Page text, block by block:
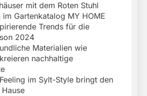
mit dem Roten Stuhl
im Gartenkatalog MY HOME
Trends für die
2024
Materialien wie
nachhaltige
im Sylt-Style bringt den